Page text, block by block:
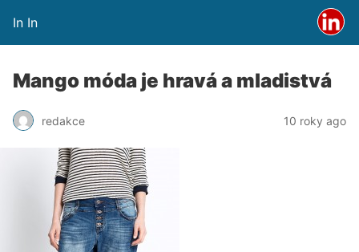
In In
Mango móda je hravá a mladistvá
redakce 10 roky ago